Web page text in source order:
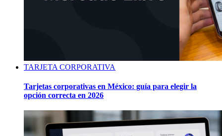
TARJETA CORPORATIVA
Tarjetas corporativas en México: guía para elegir la
opción correcta en 2026